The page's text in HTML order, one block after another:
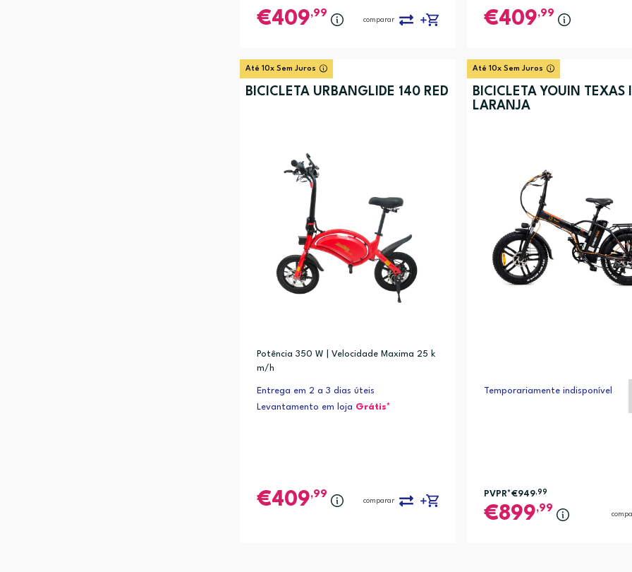
409,99
comparar 409,99
Até 10x Sem Juros
BICICLETA URBANGLIDE 140 RED
Potência 350 W | Velocidade Maxima 25 k
m/h
Entrega em 2 a 3 dias úteis
Levantamento em loja Grátis*
409,99
comparar
Até 10x Sem Juros
BICICLETA YOUIN TEXAS III
LARANJA
Temporariamente indisponível
PVPR*€949,99
899,99